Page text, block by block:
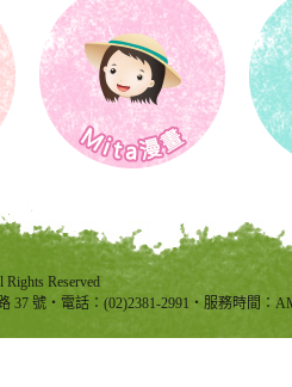
Reserved
37 號‧電話：(02)2381-2991‧服務時間：